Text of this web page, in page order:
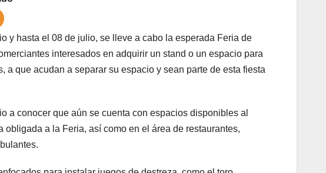
y hasta el 08 de julio, se lleve a cabo la esperada Feria de
interesados en adquirir un stand o un espacio para
que acudan a separar su espacio y sean parte de esta fiesta
a conocer que aún se cuenta con espacios disponibles al
a la Feria, así como en el área de restaurantes,